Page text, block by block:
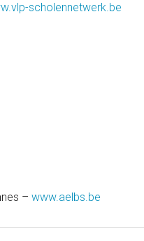
scholennetwerk.be
– www.aelbs.be